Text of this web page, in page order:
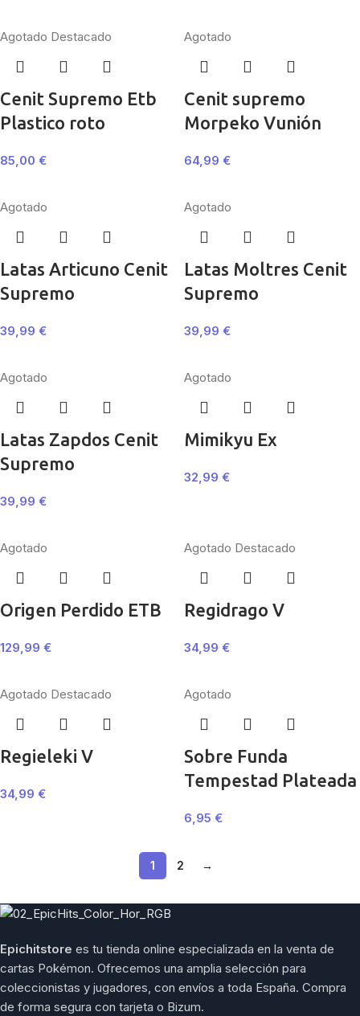
Agotado Destacado
Cenit Supremo Etb
Plastico roto
85,00 €
Agotado
Cenit supremo
Morpeko Vunión
64,99 €
Agotado
Latas Articuno Cenit
Supremo
39,99 €
Agotado
Latas Moltres Cenit
Supremo
39,99 €
Agotado
Latas Zapdos Cenit
Supremo
39,99 €
Agotado
Mimikyu Ex
32,99 €
Agotado
Origen Perdido ETB
129,99 €
Agotado Destacado
Regidrago V
34,99 €
Agotado Destacado
Regieleki V
34,99 €
Agotado
Sobre Funda
Tempestad Plateada
6,95 €
1 2 →
Epichitstore es tu tienda online especializada en la venta de
cartas Pokémon. Ofrecemos una amplia selección para
coleccionistas y jugadores, con envíos a toda España. Compra
de forma segura con tarjeta o Bizum.